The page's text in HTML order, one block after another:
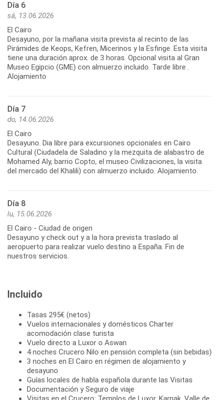
Día 6
sá, 13.06.2026
El Cairo
Desayuno, por la mañana visita prevista al recinto de las
Pirámides de Keops, Kefren, Micerinos y la Esfinge. Esta visita
tiene una duración aprox. de 3 horas. Opcional visita al Gran
Museo Egipcio (GME) con almuerzo incluido. Tarde libre .
Alojamiento
Día 7
do, 14.06.2026
El Cairo
Desayuno. Dia libre para excursiones opcionales en Cairo
Cultural (Ciudadela de Saladino y la mezquita de alabastro de
Mohamed Aly, barrio Copto, el museo Civilizaciones, la visita
del mercado del Khalili) con almuerzo incluido. Alojamiento.
Día 8
lu, 15.06.2026
El Cairo - Ciudad de origen
Desayuno y check out y a la hora prevista traslado al
aeropuerto para realizar vuelo destino a España. Fin de
nuestros servicios.
Incluido
Tasas 295€ (netos)
Vuelos internacionales y domésticos Charter
acomodación clase turista
Vuelo directo a Luxor o Aswan
4 noches Crucero Nilo en pensión completa (sin bebidas)
3 noches en El Cairo en régimen de alojamiento y
desayuno
Guías locales de habla española durante las Visitas
Documentación y Seguro de viaje